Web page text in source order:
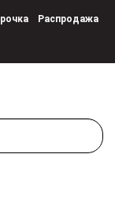
Распродажа